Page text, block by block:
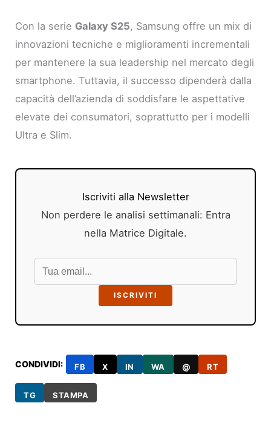
Con la serie Galaxy S25, Samsung offre un mix di
innovazioni tecniche e miglioramenti incrementali
per mantenere la sua leadership nel mercato degli
smartphone. Tuttavia, il successo dipenderà dalla
capacità dell’azienda di soddisfare le aspettative
elevate dei consumatori, soprattutto per i modelli
Ultra e Slim.
Iscriviti alla Newsletter
Non perdere le analisi settimanali: Entra
nella Matrice Digitale.
ISCRIVITI
CONDIVIDI: FB X IN WA @ RT
TG STAMPA